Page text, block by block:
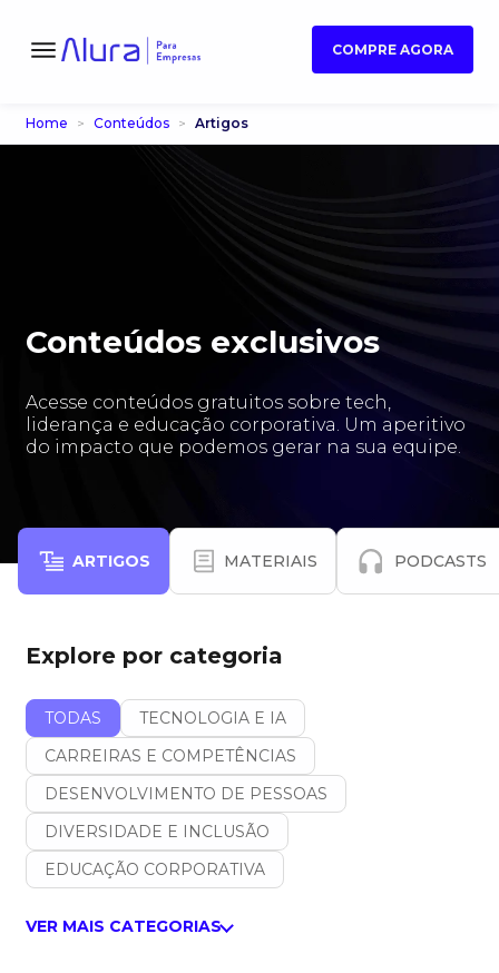
COMPRE AGORA
Home Conteúdos Artigos
Conteúdos exclusivos
Acesse conteúdos gratuitos sobre tech,
liderança e educação corporativa. Um aperitivo
do impacto que podemos gerar na sua equipe.
ARTIGOS MATERIAIS PODCASTS
Explore por categoria
TODAS
TECNOLOGIA E IA
CARREIRAS E COMPETÊNCIAS
DESENVOLVIMENTO DE PESSOAS
DIVERSIDADE E INCLUSÃO
EDUCAÇÃO CORPORATIVA
VER MAIS CATEGORIAS